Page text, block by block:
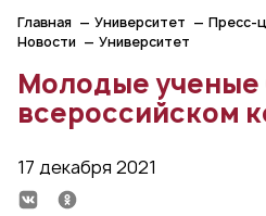
Главная Университет Пресс-
Новости
Университет
Молодые
всероссийском
17 декабря 2021